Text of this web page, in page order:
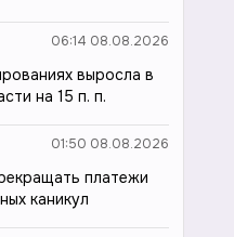
06:14 08.08.2026
выросла в
на 15 п. п.
01:50 08.08.2026
платежи
каникул